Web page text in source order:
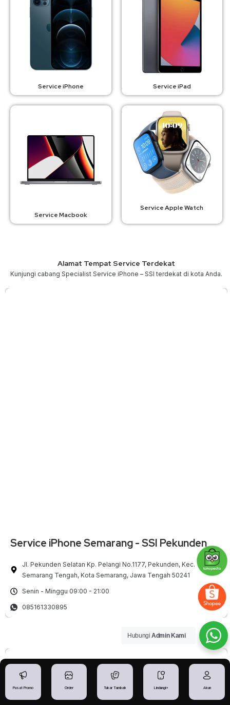
Service iPhone Service iPad
Service Macbook
Service Apple Watch
Alamat Tempat Service Terdekat
Kunjungi cabang Specialist Service iPhone – SSI terdekat di kota Anda.
Service iPhone Semarang - SSI Pekunden
Jl. Pekunden Selatan Kp. Pelangi No.1177, Pekunden, Kec.
Semarang Tengah, Kota Semarang, Jawa Tengah 50241
Senin - Minggu 09:00 - 21:00
085161330895
Pusat Promo Order Tukar Tambah Lindungi+ Akun
Hubungi Admin Kami